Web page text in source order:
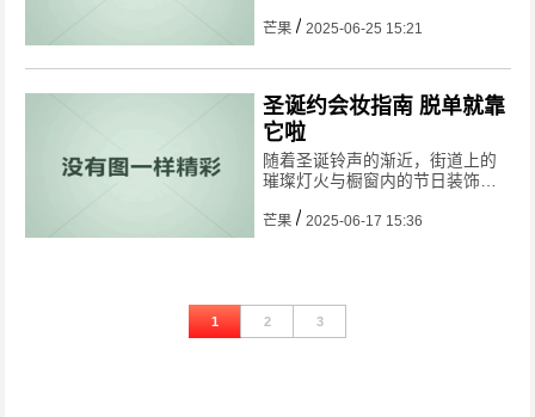
机，更是情侣定格浪漫的绝佳舞
日出的绚烂，每个场景都能成为
专属爱情的画布。如何让照片脱
离生硬
芒果 2025-06-25 15:21
圣诞约会妆指南 脱单就靠
它啦
随着圣诞铃声的渐近，街道上的
璀璨灯火与橱窗内的节日装饰交
的约会妆容，或许正是点亮心动
神交
芒果 2025-06-17 15:36
1 2 3